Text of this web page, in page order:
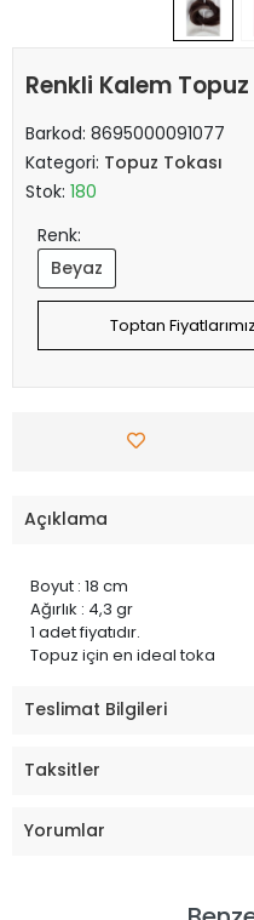
Renkli Kalem Topuz
Barkod: 8695000091077
Kategori: Topuz Tokası
Stok: 180
Renk:
Beyaz
Toptan
Açıklama
Boyut : 18 cm
Ağırlık : 4,3 gr
1 adet fiyatıdır.
Topuz için en ideal toka
Teslimat Bilgileri
Taksitler
Yorumlar